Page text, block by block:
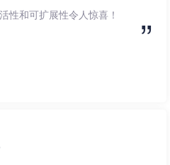
性和可扩展性令人惊喜！